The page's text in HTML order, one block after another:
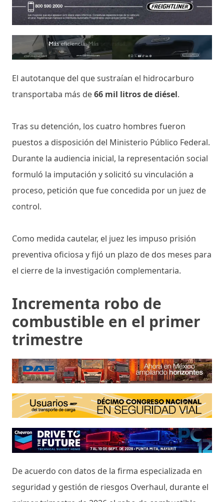
El autotanque del que sustraían el hidrocarburo
transportaba más de66 mil litros de diésel.
Tras su detención, los cuatro hombres fueron
puestos a disposición del Ministerio Público Federal.
Durante la audiencia inicial, la representación social
formuló la imputación y solicitó su vinculación a
proceso, petición que fue concedida por un juez de
control.
Como medida cautelar, el juez les impuso prisión
preventiva oficiosa y fijó un plazo de dos meses para
el cierre de la investigación complementaria.
Incrementa robo de
combustible en el primer
trimestre
De acuerdo con datos de la firma especializada en
seguridad y gestión de riesgos Overhaul, durante el